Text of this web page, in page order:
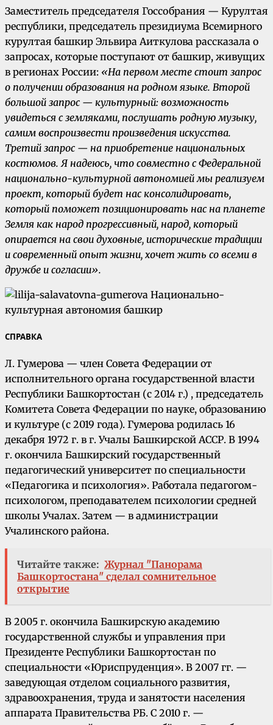
Заместитель председателя Госсобрания — Курултая
республики, председатель президиума Всемирного
курултая башкир Эльвира Аиткулова рассказала о
запросах, которые поступают от башкир, живущих
в регионах России: «На первом месте стоит запрос
о получении образования на родном языке. Второй
большой запрос — культурный: возможность
увидеться с земляками, послушать родную музыку,
самим воспроизвести произведения искусства.
Третий запрос — на приобретение национальных
костюмов. Я надеюсь, что совместно с Федеральной
национально-культурной автономией мы реализуем
проект, который будет нас консолидировать,
который поможет позиционировать нас на планете
Земля как народ прогрессивный, народ, который
опирается на свои духовные, исторические традиции
и современный опыт жизни, хочет жить со всеми в
дружбе и согласии».
СПРАВКА
Л. Гумерова — член Совета Федерации от
исполнительного органа государственной власти
Республики Башкортостан (с 2014 г.) , председатель
Комитета Совета Федерации по науке, образованию
и культуре (с 2019 года). Гумерова родилась 16
декабря 1972 г. в г. Учалы Башкирской АССР. В 1994
г. окончила Башкирский государственный
педагогический университет по специальности
«Педагогика и психология». Работала педагогом-
психологом, преподавателем психологии средней
школы Учалах. Затем — в администрации
Учалинского района.
Читайте также: Журнал "Панорама
Башкортостана" сделал сомнительное
открытие
В 2005 г. окончила Башкирскую академию
государственной службы и управления при
Президенте Республики Башкортостан по
специальности «Юриспруденция». В 2007 гг. —
заведующая отделом социального развития,
здравоохранения, труда и занятости населения
аппарата Правительства РБ. С 2010 г. —